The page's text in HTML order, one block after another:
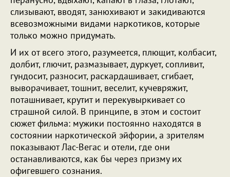
слизывают, вводят, занюхивают и закидиваются
всевозможными видами наркотиков, которые
только можно придумать.
И их от всего этого, разумеется, плющит, колбасит,
долбит, глючит, размазывает, дуркует, сопливит,
гундосит, разносит, раскардашивает, сгибает,
выворачивает, тошнит, веселит, кучевряжит,
поташнивает, крутит и перекувыркивает со
страшной силой. В принципе, в этом и состоит
сюжет фильма: мужики постоянно находятся в
состоянии наркотической эйфории, а зрителям
показывают Лас-Вегас и отели, где они
останавливаются, как бы через призму их
офигевшего сознания.